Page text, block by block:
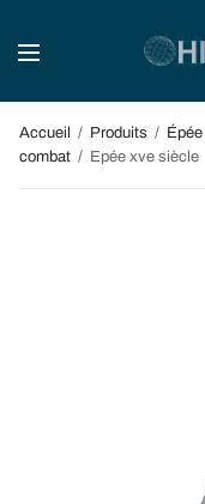
Accueil / Produits / Épée
combat / Epée xve siècle